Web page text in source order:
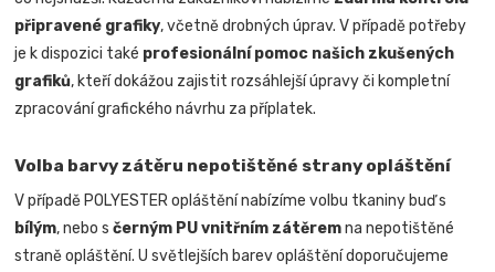
připravené grafiky, včetně drobných úprav. V případě potřeby
je k dispozici také profesionální pomoc našich zkušených
grafiků, kteří dokážou zajistit rozsáhlejší úpravy či kompletní
zpracování grafického návrhu za příplatek.
Volba barvy zátěru nepotištěné strany opláštění
V případě POLYESTER opláštění nabízíme volbu tkaniny buď s
bílým, nebo sčerným PU vnitřním zátěremna nepotištěné
straně opláštění. U světlejších barev opláštění doporučujeme